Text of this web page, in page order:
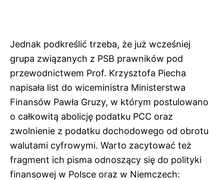
Jednak podkreślić trzeba, że już wcześniej
grupa związanych z PSB prawników pod
przewodnictwem Prof. Krzysztofa Piecha
napisała list do wiceministra Ministerstwa
Finansów Pawła Gruzy, w którym postulowano
o całkowitą abolicję podatku PCC oraz
zwolnienie z podatku dochodowego od obrotu
walutami cyfrowymi. Warto zacytować też
fragment ich pisma odnoszący się do polityki
finansowej w Polsce oraz w Niemczech: